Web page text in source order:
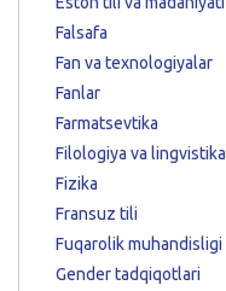
Falsafa
Fan va texnologiyalar
Fanlar
Farmatsevtika
Filologiya va lingvistika
Fizika
Fransuz tili
Fuqarolik muhandisligi
Gender tadqiqotlari